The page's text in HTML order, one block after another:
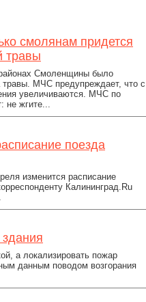
смолянам придется
травы
Смоленщины было
МЧС предупреждает, что с
увеличиваются. МЧС по
не жгите...
поезда
изменится расписание
Калининград.Ru
а локализировать пожар
данным поводом возгорания